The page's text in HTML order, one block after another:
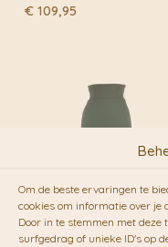
Om de beste ervaringen te
cookies om informatie over
Door in te stemmen met deze
surfgedrag of unieke ID's op
€ 109,95